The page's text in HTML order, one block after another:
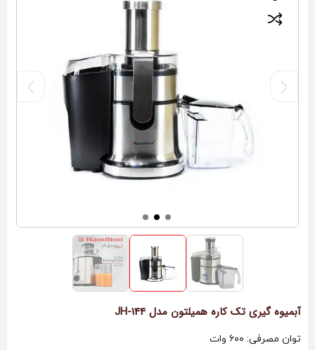
آبمیوه گیری تک کاره همیلتون مدل JH-144
توان مصرفی: ۶۰۰ وات